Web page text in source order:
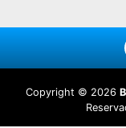
Copyright © 2026